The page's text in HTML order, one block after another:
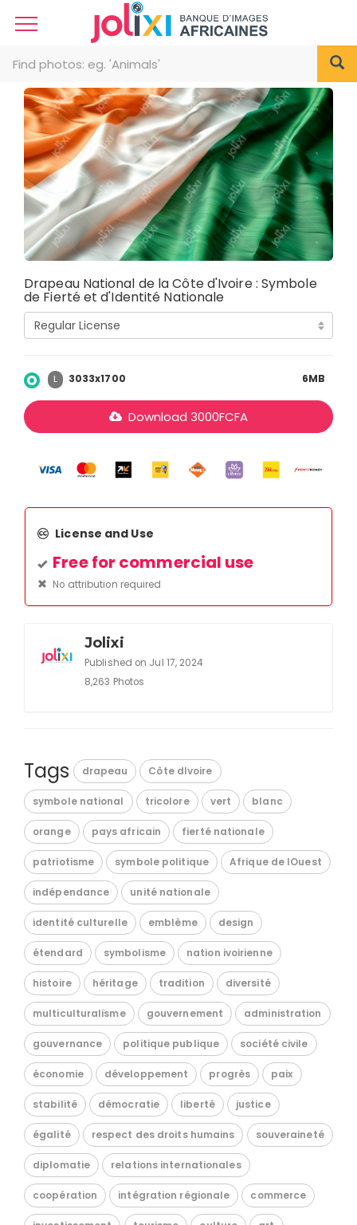
Drapeau National de la Côte d'Ivoire : Symbole
de Fierté et d'Identité Nationale
L 3033x1700 6MB
Download 3000FCFA
License and Use
Free for commercial use
No attribution required
Jolixi
Published on Jul 17, 2024
8,263 Photos
Tags drapeau Côte dIvoire
symbole national tricolore vert blanc
orange pays africain fierté nationale
patriotisme symbole politique Afrique de lOuest
indépendance unité nationale
identité culturelle emblème design
étendard symbolisme nation ivoirienne
histoire héritage tradition diversité
multiculturalisme gouvernement administration
gouvernance politique publique société civile
économie développement progrès paix
stabilité démocratie liberté justice
égalité respect des droits humains souveraineté
diplomatie relations internationales
coopération intégration régionale commerce